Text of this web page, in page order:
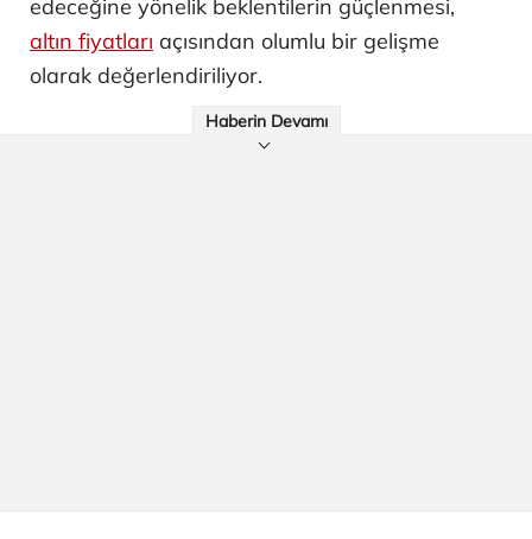
edeceğine yönelik beklentilerin güçlenmesi,
altın fiyatları açısından olumlu bir gelişme
olarak değerlendiriliyor.
Haberin Devamı